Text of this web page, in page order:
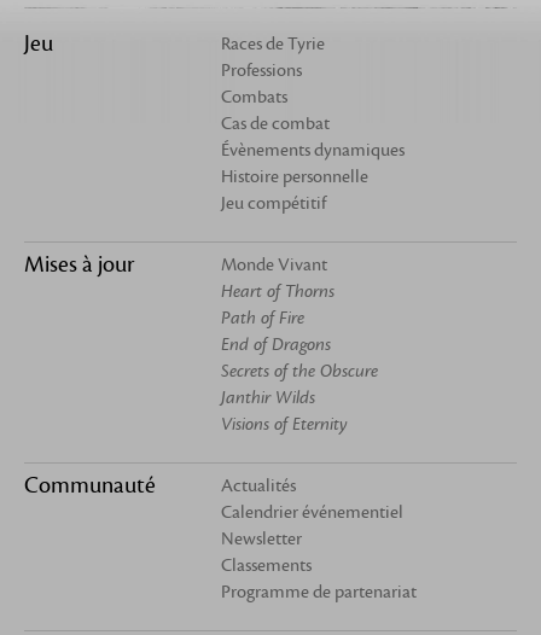
Jeu
Races de Tyrie
Professions
Combats
Cas de combat
Évènements dynamiques
Histoire personnelle
Jeu compétitif
Mises à jour
Monde Vivant
Heart of Thorns
Path of Fire
End of Dragons
Secrets of the Obscure
Janthir Wilds
Visions of Eternity
Communauté
Actualités
Calendrier événementiel
Newsletter
Classements
Programme de partenariat